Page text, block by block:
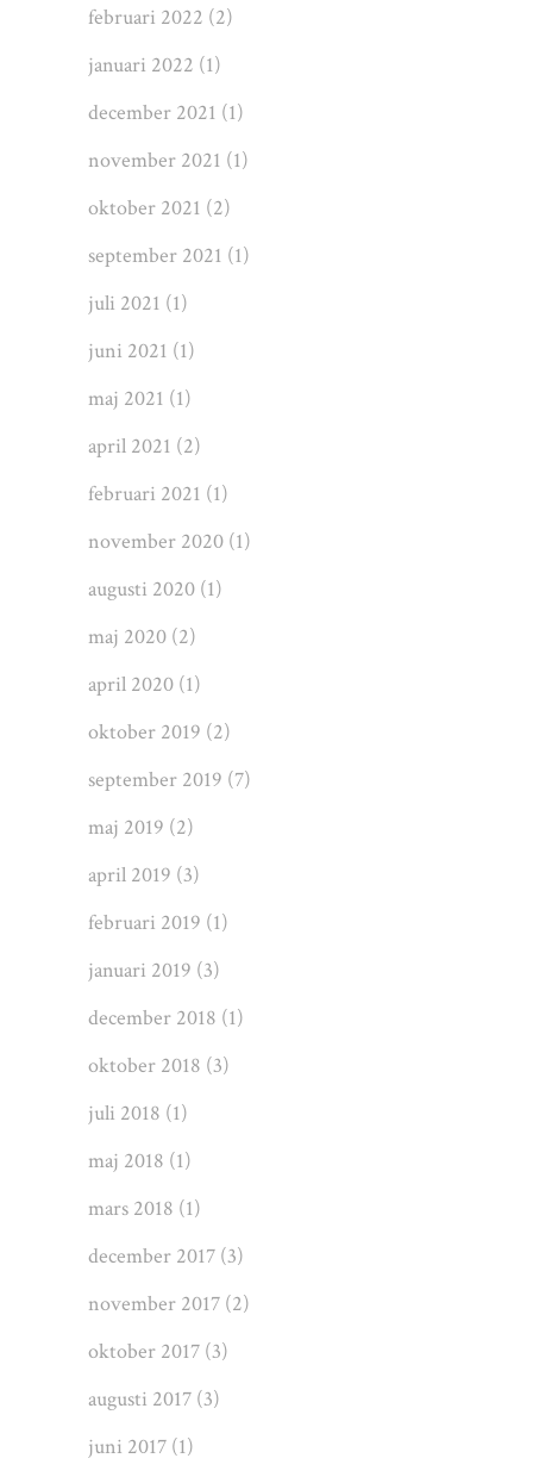
februari 2022 (2)
januari 2022 (1)
december 2021 (1)
november 2021 (1)
oktober 2021 (2)
september 2021 (1)
juli 2021 (1)
juni 2021 (1)
maj 2021 (1)
april 2021 (2)
februari 2021 (1)
november 2020 (1)
augusti 2020 (1)
maj 2020 (2)
april 2020 (1)
oktober 2019 (2)
september 2019 (7)
maj 2019 (2)
april 2019 (3)
februari 2019 (1)
januari 2019 (3)
december 2018 (1)
oktober 2018 (3)
juli 2018 (1)
maj 2018 (1)
mars 2018 (1)
december 2017 (3)
november 2017 (2)
oktober 2017 (3)
augusti 2017 (3)
juni 2017 (1)